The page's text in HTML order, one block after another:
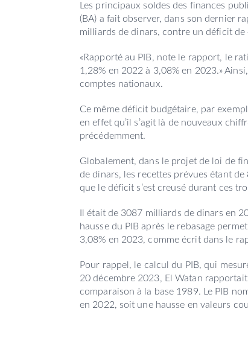
Les principaux soldes des finances
(BA) a fait observer, dans son dernier
milliards de dinars, contre un déficit
«Rapporté au PIB, note le rapport, le
1,28% en 2022 à 3,08% en 2023.»
comptes nationaux.
Ce même déficit budgétaire, par
en effet qu’il s’agit là de nouveaux
précédemment.
Globalement, dans le projet de loi de
de dinars, les recettes prévues étant
que le déficit s’est creusé durant ces
Il était de 3087 milliards de dinars en
hausse du PIB après le rebasage
3,08% en 2023, comme écrit dans le
Pour rappel, le calcul du PIB, qui
20 décembre 2023, El Watan
comparaison à la base 1989. Le PIB
en 2022, soit une hausse en valeurs